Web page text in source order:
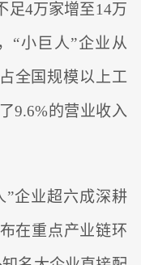
足4万家增至14万
“小巨人”企业从
全国规模以上工
9.6%的营业收入
”企业超六成深耕
在重点产业链环